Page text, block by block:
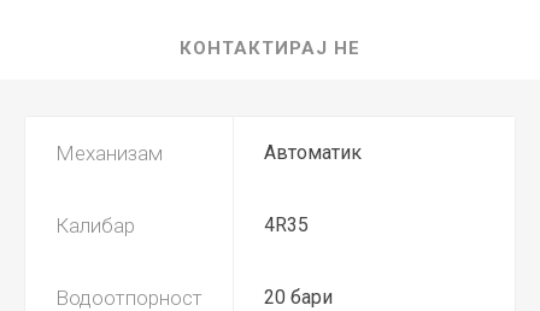
КОНТАКТИРАЈ НЕ
Механизам Автоматик
Калибар 4R35
Водоотпорност 20 бари